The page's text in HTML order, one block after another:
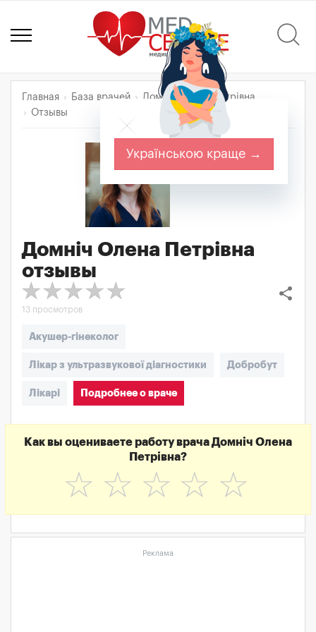
Главная База врачей
Домніч Олена Петрівна
Отзывы
Домніч Олена Петрівна
отзывы
share
13 просмотров
Акушер-гінеколог
Лікар з ультразвукової діагностики Добробут
Лікарі Подробнее о враче
Как вы оцениваете работу врача Домніч Олена
Петрівна?
☆
☆
☆
☆
☆
Реклама
Українською краще →